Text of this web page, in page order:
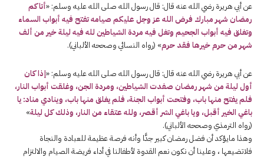
عن أبي هريرة رضي الله عنه قال: قال رسول الله صلى الله عليه وسلم: «أتاكم
رمضان شهر مبارك فرض الله عز وجل عليكم صيامه تفتح فيه أبواب السماء
وتغلق فيه أبواب الجحيم وتغل فيه مردة الشياطين لله فيه ليلة خير من ألف
شهر من حرم خيرها فقد حرم» (رواه النسائي وصححه الألباني).
عن أبي هريرة رضي الله عنه قال: قال رسول الله صلى الله عليه وسلم: «إذا كان
أول ليلة من شهر رمضان صفدت الشياطين، ومردة الجن، وغلقت أبواب النار،
فلم يفتح منها باب، وفتحت أبواب الجنة، فلم يغلق منها باب، وينادي مناد: يا
باغي الخير أقبل، ويا باغي الشر أقصر، ولله عتقاء من النار، وذلك كل ليلة»
(رواه الترمذي وصححه الألباني).
وهذا مايؤكد أن فضل رمضان كبير جدًّا وأنه فرصة عظيمة للعبادة والنجاة
فلاتضيعها ، وعلينا أن نكون نعم القدوة لأطفالنا في أداء فريضة الصيام والالتزام